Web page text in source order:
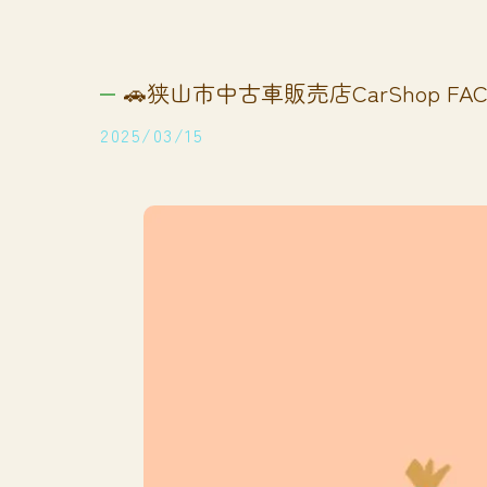
🚗狭山市中古車販売店CarShop
2025/03/15